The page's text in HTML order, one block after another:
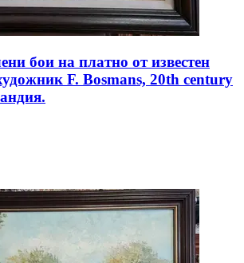
бои на платно от известен
F. Bosmans, 20th century